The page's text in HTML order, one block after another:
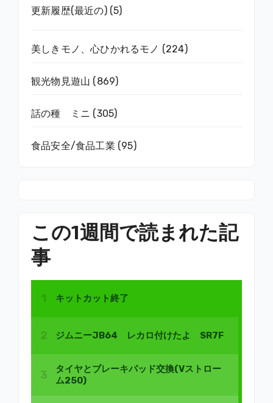
更新履歴(最近の)(5)
美しきモノ、心ひかれるモノ (224)
観光物見遊山 (869)
話の種 ミニ (305)
食品安全/食品工業 (95)
この1週間で読まれた記
事